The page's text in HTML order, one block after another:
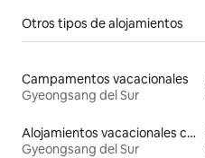
Otros tipos de alojamientos
Campamentos vacacionales
Gyeongsang del Sur
Alojamientos vacacionales con piscina
Gyeongsang del Sur